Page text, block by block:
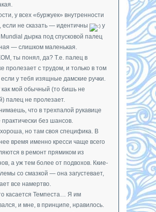
у всех «буржуек» внутренности
если не сказать — идентичны
у
дырка под спусковой палец
— слишком маленькая.
ты понял, да? Т.е. палец в
пролезает с трудом, и только в том
если у тебя изящные дамские ручки.
мой обычный (то бишь не
палец не пролезает.
что в трехпалой рукавице
без шансов.
но там своя специфика. В
время именно кресси чаще всего
в ремонт прямиком из
а уж тем более от подвохов. Ккие-
со смазкой — она загустевает,
все намертво.
касается Темпеста… Я им
и мне, в принципе, нравилось.